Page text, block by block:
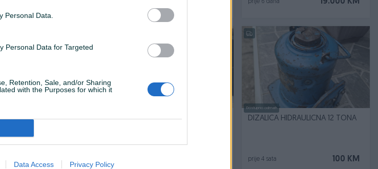
Personal Data.
Personal Data for Targeted
Retention, Sale, and/or Sharing
with the Purposes for which it
Data Access Privacy Policy
prije 6 dana
za SUV vozila sa
AUDI TIGUAN
89,90 KM
Mercedes 190 124 w202 dizalica
Dostupno odmah
DIZALICA HIDRAULICNA 12 TONA
100 KM
prije 4 sata